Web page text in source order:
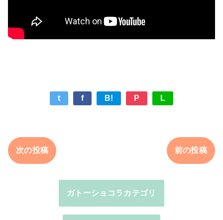
t f B! P L
次の投稿 前の投稿
ガトーショコラカテゴリ